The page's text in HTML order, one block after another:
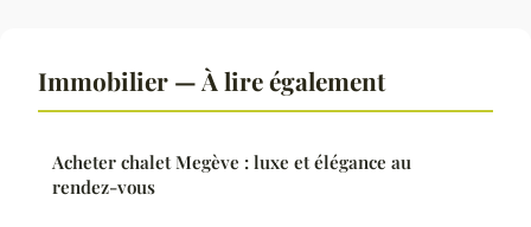
Immobilier — À lire également
Acheter chalet Megève : luxe et élégance au
rendez-vous